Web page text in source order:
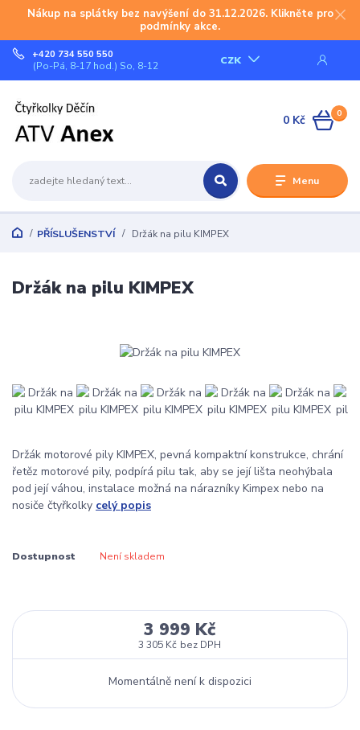
Nákup na splátky bez navýšení do 31.12.2026. Klikněte pro
podmínky akce.
Menu
CZK
+420 734 550 550
(Po-Pá, 8-17 hod.) So, 8-12
0
0 Kč
PŘÍSLUŠENSTVÍ Držák na pilu KIMPEX
Držák na pilu KIMPEX
Držák motorové pily KIMPEX, pevná kompaktní konstrukce, chrání
řetěz motorové pily, podpírá pilu tak, aby se její lišta neohýbala
pod její váhou, instalace možná na nárazníky Kimpex nebo na
nosiče čtyřkolky celý popis
Dostupnost Není skladem
3 999 Kč
3 305 Kč bez DPH
Momentálně není k dispozici